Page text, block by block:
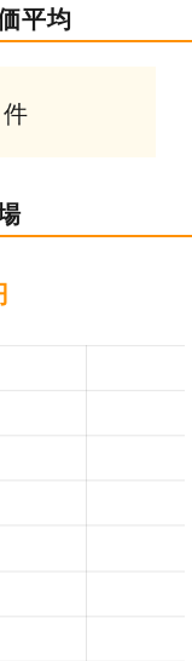
平均